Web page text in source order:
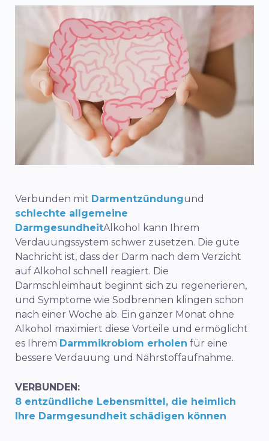
Verbunden mit Darmentzündungund
schlechte allgemeine
DarmgesundheitAlkohol kann Ihrem
Verdauungssystem schwer zusetzen. Die gute
Nachricht ist, dass der Darm nach dem Verzicht
auf Alkohol schnell reagiert. Die
Darmschleimhaut beginnt sich zu regenerieren,
und Symptome wie Sodbrennen klingen schon
nach einer Woche ab. Ein ganzer Monat ohne
Alkohol maximiert diese Vorteile und ermöglicht
es Ihrem Darmmikrobiom erholen für eine
bessere Verdauung und Nährstoffaufnahme.
VERBUNDEN:
8 entzündliche Lebensmittel, die heimlich
Ihre Darmgesundheit schädigen können